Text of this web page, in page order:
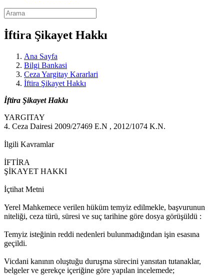
İftira Şikayet Hakkı
Ana Sayfa
Bilgi Bankasi
Ceza Yargitay Kararlari
İftira Şikayet Hakkı
İftira Şikayet Hakkı
YARGITAY
4. Ceza Dairesi 2009/27469 E.N , 2012/1074 K.N.
İlgili Kavramlar
İFTİRA
ŞİKAYET HAKKI
İçtihat Metni
Yerel Mahkemece verilen hüküm temyiz edilmekle, başvurunun
niteliği, ceza türü, süresi ve suç tarihine göre dosya görüşüldü :
Temyiz isteğinin reddi nedenleri bulunmadığından işin esasına
geçildi.
Vicdani kanının oluştuğu duruşma sürecini yansıtan tutanaklar,
belgeler ve gerekçe içeriğine göre yapılan incelemede;